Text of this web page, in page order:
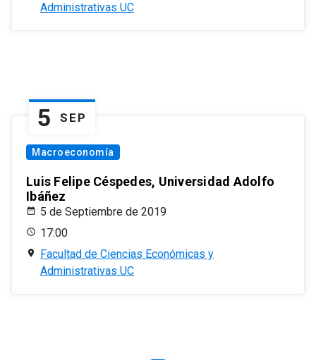
Administrativas UC
5 SEP
Macroeconomía
Luis Felipe Céspedes, Universidad Adolfo
Ibáñez
5 de Septiembre de 2019
17:00
Facultad de Ciencias Económicas y
Administrativas UC